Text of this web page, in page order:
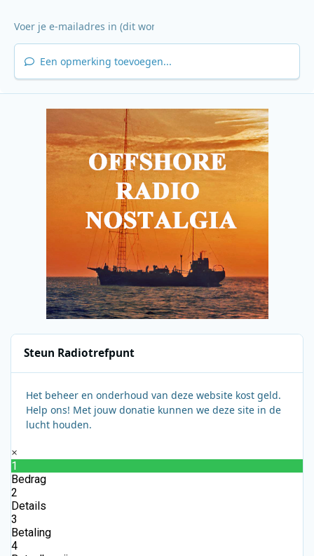
Een opmerking toevoegen...
Steun Radiotrefpunt
Het beheer en onderhoud van deze website kost geld.
Help ons! Met jouw donatie kunnen we deze site in de
lucht houden.